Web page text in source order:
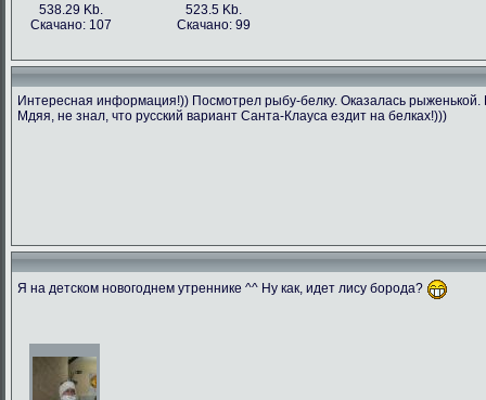
538.29 Kb.
Скачано: 107
523.5 Kb.
Скачано: 99
Интересная информация!)) Посмотрел рыбу-белку. Оказалась рыженькой.
Мдяя, не знал, что русский вариант Санта-Клауса ездит на белках!)))
Я на детском новогоднем утреннике ^^ Ну как, идет лису борода?